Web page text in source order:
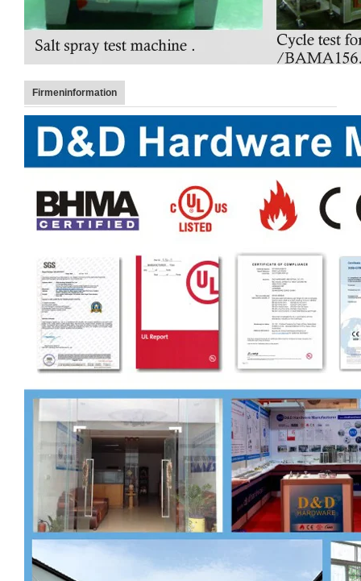
Firmeninformation